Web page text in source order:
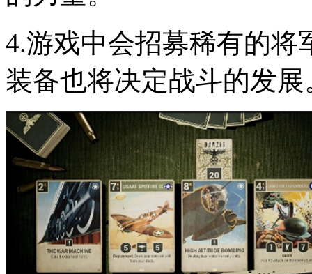
4.游戏中会招募稀有的将
装备也将决定战斗的发展